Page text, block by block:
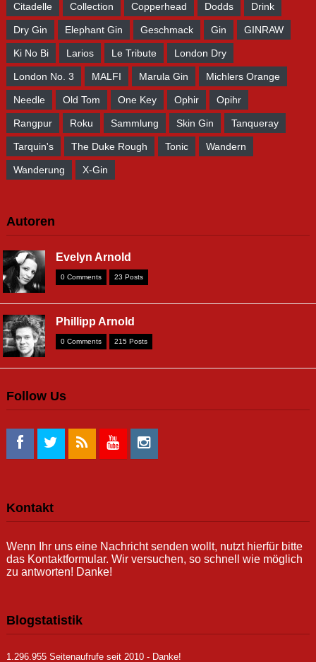
Citadelle Collection Copperhead Dodds Drink
Dry Gin Elephant Gin Geschmack Gin GINRAW
Ki No Bi Larios Le Tribute London Dry
London No. 3 MALFI Marula Gin Michlers Orange
Needle Old Tom One Key Ophir Opihr
Rangpur Roku Sammlung Skin Gin Tanqueray
Tarquin's The Duke Rough Tonic Wandern
Wanderung X-Gin
Autoren
Evelyn Arnold
0 Comments 23 Posts
Phillipp Arnold
0 Comments 215 Posts
Follow Us
Kontakt
Wenn Ihr uns eine Nachricht senden wollt, nutzt hierfür bitte
das Kontaktformular. Wir versuchen, so schnell wie möglich
zu antworten! Danke!
Blogstatistik
1.296.955 Seitenaufrufe seit 2010 - Danke!